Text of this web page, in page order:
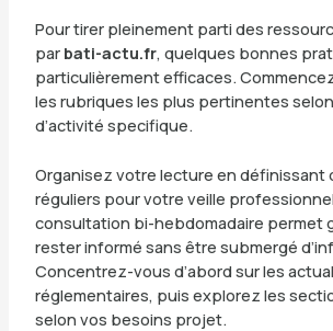
Pour tirer pleinement parti des
par bati-actu.fr, quelques bonnes
particulièrement efficaces.
les rubriques les plus pertinentes
d’activité specifique.
Organisez votre lecture en définissant
réguliers pour votre veille
consultation bi-hebdomadaire permet
rester informé sans être submergé
Concentrez-vous d’abord sur les
réglementaires, puis explorez les
selon vos besoins projet.